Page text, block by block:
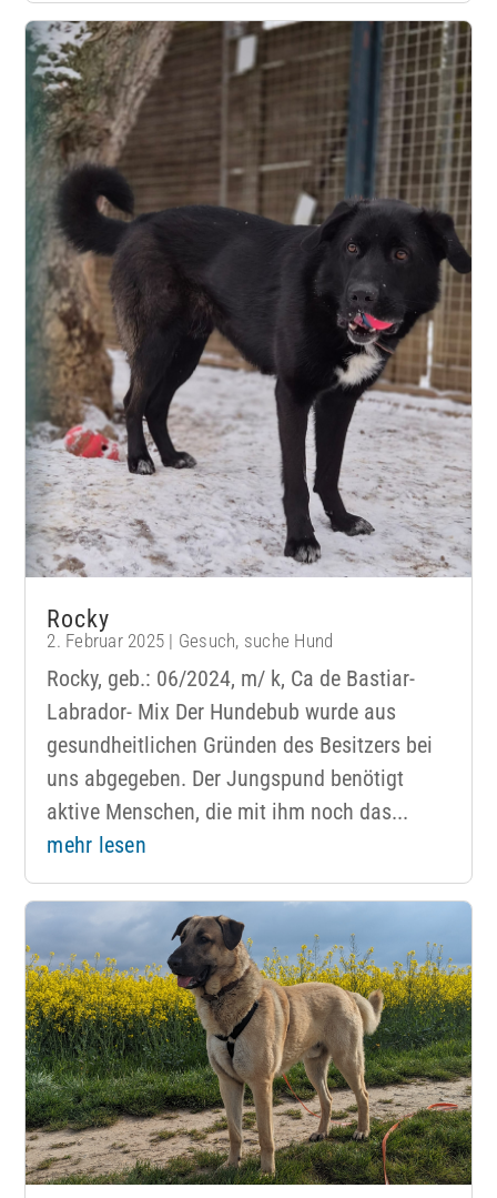
Rocky
2. Februar 2025 | Gesuch, suche Hund
Rocky, geb.: 06/2024, m/ k, Ca de Bastiar-
Labrador- Mix Der Hundebub wurde aus
gesundheitlichen Gründen des Besitzers bei
uns abgegeben. Der Jungspund benötigt
aktive Menschen, die mit ihm noch das...
mehr lesen